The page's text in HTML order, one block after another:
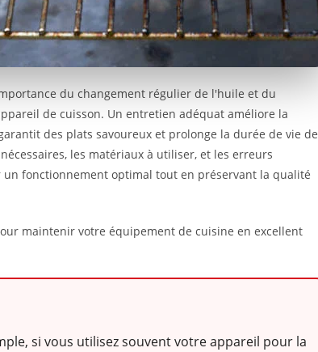
du changement régulier de l'huile et du
de cuisson. Un entretien adéquat améliore la
des plats savoureux et prolonge la durée de vie de
les matériaux à utiliser, et les erreurs
fonctionnement optimal tout en préservant la qualité
maintenir votre équipement de cuisine en excellent
si vous utilisez souvent votre appareil pour la